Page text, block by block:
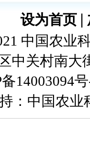
设为首页
中国农业
中关村南大
14003094
：中国农